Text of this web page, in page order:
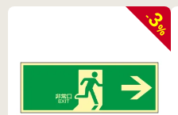
-
3
%